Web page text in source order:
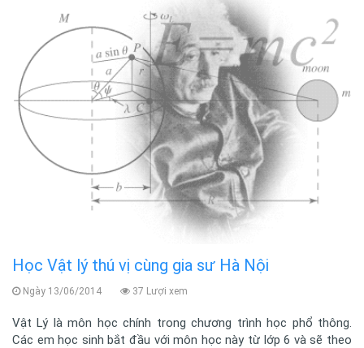
Học Vật lý thú vị cùng gia sư Hà Nội
Ngày 13/06/2014 37 Lượi xem
Vật Lý là môn học chính trong chương trình học phổ thông.
Các em học sinh bắt đầu với môn học này từ lớp 6 và sẽ theo